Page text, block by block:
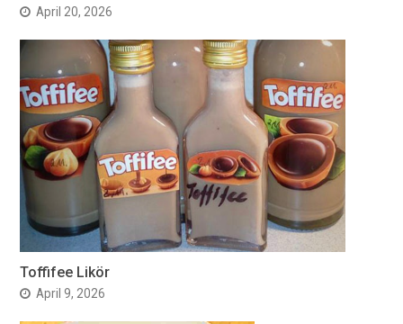
April 20, 2026
Toffifee Likör
April 9, 2026